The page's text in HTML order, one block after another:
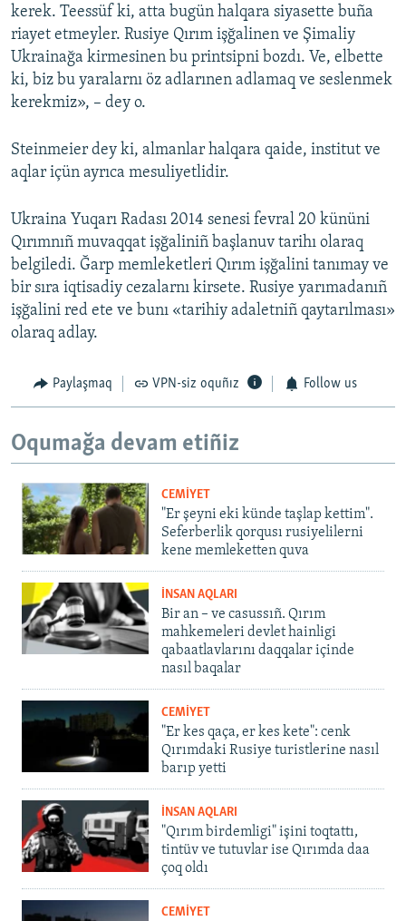
kerek. Teessüf ki, atta bugün halqara siyasette buña
riayet etmeyler. Rusiye Qırım işğalinen ve Şimaliy
Ukrainağa kirmesinen bu printsipni bozdı. Ve, elbette
ki, biz bu yaralarnı öz adlarınen adlamaq ve seslenmek
kerekmiz», – dey o.
Steinmeier dey ki, almanlar halqara qaide, institut ve
aqlar içün ayrıca mesuliyetlidir.
Ukraina Yuqarı Radası 2014 senesi fevral 20 kününi
Qırımnıñ muvaqqat işğaliniñ başlanuv tarihı olaraq
belgiledi. Ğarp memleketleri Qırım işğalini tanımay ve
bir sıra iqtisadiy cezalarnı kirsete. Rusiye yarımadanıñ
işğalini red ete ve bunı «tarihiy adaletniñ qaytarılması»
olaraq adlay.
Paylaşmaq VPN-siz oquñız Follow us
Oqumağa devam etiñiz
CEMİYET
"Er şeyni eki künde taşlap kettim".
Seferberlik qorqusı rusiyelilerni
kene memleketten quva
İNSAN AQLARI
Bir an – ve casussıñ. Qırım
mahkemeleri devlet hainligi
qabaatlavlarını daqqalar içinde
nasıl baqalar
CEMİYET
"Er kes qaça, er kes kete": cenk
Qırımdaki Rusiye turistlerine nasıl
barıp yetti
İNSAN AQLARI
"Qırım birdemligi" işini toqtattı,
tintüv ve tutuvlar ise Qırımda daa
çoq oldı
CEMİYET